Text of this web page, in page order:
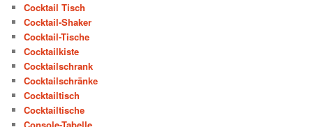
Cocktail Tisch
Cocktail-Shaker
Cocktail-Tische
Cocktailkiste
Cocktailschrank
Cocktailschränke
Cocktailtisch
Cocktailtische